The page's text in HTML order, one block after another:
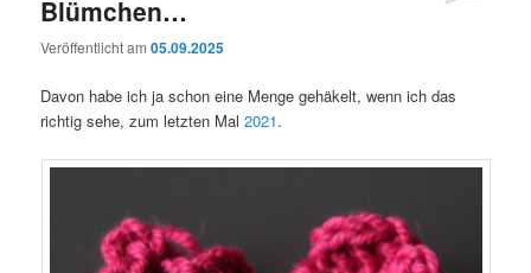
Blümchen…
Veröffentlicht am05.09.2025
Davon habe ich ja schon eine Menge gehäkelt, wenn ich das
richtig sehe, zum letzten Mal2021.